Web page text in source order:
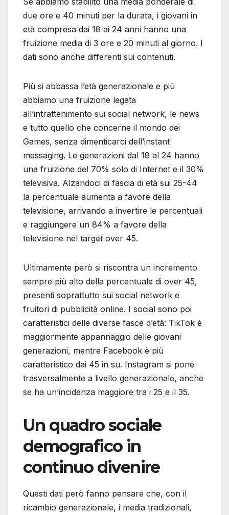
due ore e 40 minuti per la durata, i giovani in
età compresa dai 18 ai 24 anni hanno una
fruizione media di 3 ore e 20 minuti al giorno. I
dati sono anche differenti sui contenuti.
Più si abbassa l’età generazionale e più
abbiamo una fruizione legata
all’intrattenimento sui social network, le news
e tutto quello che concerne il mondo dei
Games, senza dimenticarci dell’instant
messaging. Le generazioni dal 18 al 24 hanno
una fruizione del 70% solo di Internet e il 30%
televisiva. Alzandoci di fascia di età sui 25-44
la percentuale aumenta a favore della
televisione, arrivando a invertire le percentuali
e raggiungere un 84% a favore della
televisione nel target over 45.
Ultimamente però si riscontra un incremento
sempre più alto della percentuale di over 45,
presenti soprattutto sui social network e
fruitori di pubblicità online. I social sono poi
caratteristici delle diverse fasce d’età: TikTok è
maggiormente appannaggio delle giovani
generazioni, mentre Facebook è più
caratteristico dai 45 in su. Instagram si pone
trasversalmente a livello generazionale, anche
se ha un’incidenza maggiore tra i 25 e il 35.
Un quadro sociale
demografico in
continuo divenire
Questi dati però fanno pensare che, con il
ricambio generazionale, i media tradizionali,